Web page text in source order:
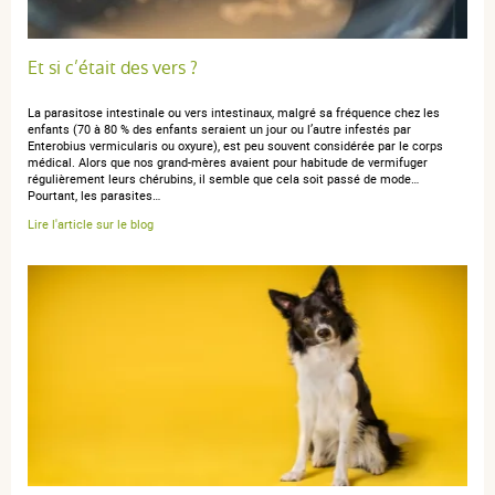
2025
5 / 5
standard
anonymous a.publié le 27 février 2023 suite à une commande du
1 / 5
Juste ce petit bémol, j'ai reçu la boîte pour petit chien
alors que j'avais commandé pour chien XL
publié le 18 août 2022 suite à une commande du
Et si c’était des vers ?
La parasitose intestinale ou vers intestinaux, malgré sa fréquence chez les
enfants (70 à 80 % des enfants seraient un jour ou l’autre infestés par
Enterobius vermicularis ou oxyure), est peu souvent considérée par le corps
médical. Alors que nos grand-mères avaient pour habitude de vermifuger
régulièrement leurs chérubins, il semble que cela soit passé de mode…
Pourtant, les parasites…
Lire l'article sur le blog